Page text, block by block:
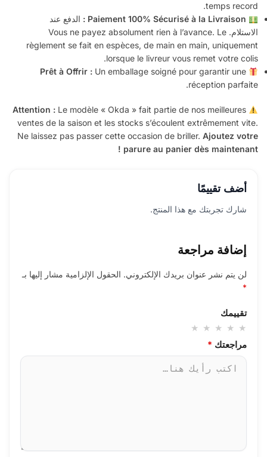
temps record.
Paiement 100% Sécurisé à la Livraison :
الدفع عند
الاستلام. Vous ne payez absolument rien à l’avance. Le
règlement se fait en espèces, de main en main, uniquement
lorsque le livreur vous remet votre colis.
Prêt à Offrir : Un emballage soigné pour garantir une
réception parfaite.
Le modèle « Okda » fait partie de nos meilleures
ventes de la saison et les stocks s’écoulent extrêmement vite.
Ne laissez pas passer cette occasion de briller. Ajoutez votre
parure au panier dès maintenant !
أضف تقييمًا
شارك تجربتك مع هذا المنتج.
إضافة مراجعة
لن يتم نشر عنوان بريدك الإلكتروني. الحقول الإلزامية مشار إليها بـ
*
تقييمك
مراجعتك *